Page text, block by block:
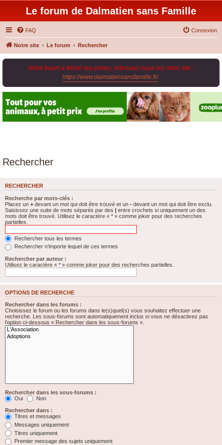
Le forum de Dalmatien sans Famille
FAQ Connexion
Notre site Le forum Rechercher
Notre forum a fermé ses portes, retrouvez-nous sur notre site :
https://www.dalmatiensansfamille.fr/.
Rechercher
RECHERCHER
Recherche par mots-clés :
Placez un + devant un mot qui doit être trouvé et un - devant un mot qui doit être exclu.
Saisissez une suite de mots séparés par des | entre crochets si uniquement un des
mots doit être trouvé. Utilisez le caractère « * » comme joker pour des recherches
partielles.
Rechercher tous les termes
Rechercher n’importe lequel de ces termes
Rechercher par auteur :
Utilisez le caractère « * » comme joker pour des recherches partielles.
OPTIONS DE RECHERCHE
Rechercher dans les forums :
Choisissez le forum ou les forums dans le(s)quel(s) vous souhaitez effectuer une
recherche. Les sous-forums sont automatiquement inclus si vous ne désactivez pas
l’option ci-dessous « Rechercher dans les sous-forums ».
Rechercher dans les sous-forums :
Oui
Non
Rechercher dans :
Titres et messages
Messages uniquement
Titres uniquement
Premier message des sujets uniquement